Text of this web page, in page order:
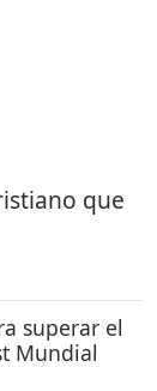
que
superar el
Mundial